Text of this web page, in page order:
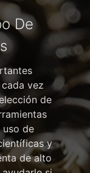
De
vez
de
de
y
de alto